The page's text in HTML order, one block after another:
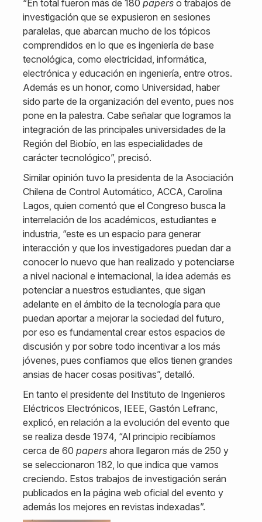
“En total fueron más de 180 papers o trabajos de
investigación que se expusieron en sesiones
paralelas, que abarcan mucho de los tópicos
comprendidos en lo que es ingeniería de base
tecnológica, como electricidad, informática,
electrónica y educación en ingeniería, entre otros.
Además es un honor, como Universidad, haber
sido parte de la organización del evento, pues nos
pone en la palestra. Cabe señalar que logramos la
integración de las principales universidades de la
Región del Biobío, en las especialidades de
carácter tecnológico”, precisó.
Similar opinión tuvo la presidenta de la Asociación
Chilena de Control Automático, ACCA, Carolina
Lagos, quien comentó que el Congreso busca la
interrelación de los académicos, estudiantes e
industria, “este es un espacio para generar
interacción y que los investigadores puedan dar a
conocer lo nuevo que han realizado y potenciarse
a nivel nacional e internacional, la idea además es
potenciar a nuestros estudiantes, que sigan
adelante en el ámbito de la tecnología para que
puedan aportar a mejorar la sociedad del futuro,
por eso es fundamental crear estos espacios de
discusión y por sobre todo incentivar a los más
jóvenes, pues confiamos que ellos tienen grandes
ansias de hacer cosas positivas”, detalló.
En tanto el presidente del Instituto de Ingenieros
Eléctricos Electrónicos, IEEE, Gastón Lefranc,
explicó, en relación a la evolución del evento que
se realiza desde 1974, “Al principio recibíamos
cerca de 60 papers ahora llegaron más de 250 y
se seleccionaron 182, lo que indica que vamos
creciendo. Estos trabajos de investigación serán
publicados en la página web oficial del evento y
además los mejores en revistas indexadas”.